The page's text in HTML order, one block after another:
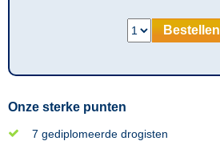
Bestellen
Onze sterke punten
7 gediplomeerde drogisten